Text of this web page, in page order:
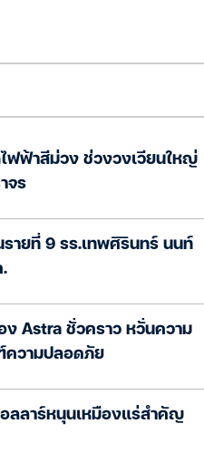
ฟฟ้าสีม่วง ช่วงวงเวียนใหญ่
จร
รายที่ 9 รร.เทพศิรินทร์ นนท์
.
ง Astra ชั่วคราว หวั่นความ
ความปลอดภัย
ลลาร์หนุนเหมืองแร่สำคัญ